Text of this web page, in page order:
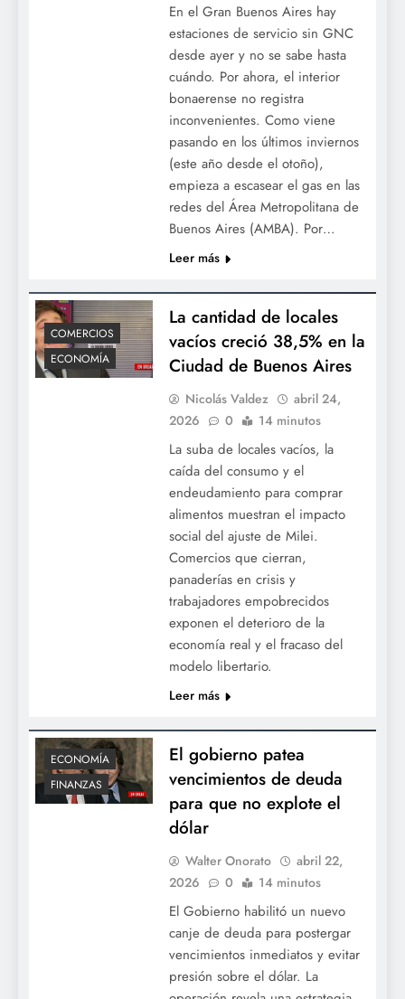
En el Gran Buenos Aires hay
estaciones de servicio sin GNC
desde ayer y no se sabe hasta
cuándo. Por ahora, el interior
bonaerense no registra
inconvenientes. Como viene
pasando en los últimos inviernos
(este año desde el otoño),
empieza a escasear el gas en las
redes del Área Metropolitana de
Buenos Aires (AMBA). Por…
Leer más
COMERCIOS
ECONOMÍA
La cantidad de locales
vacíos creció 38,5% en la
Ciudad de Buenos Aires
Nicolás Valdez
abril 24,
2026
0 14 minutos
La suba de locales vacíos, la
caída del consumo y el
endeudamiento para comprar
alimentos muestran el impacto
social del ajuste de Milei.
Comercios que cierran,
panaderías en crisis y
trabajadores empobrecidos
exponen el deterioro de la
economía real y el fracaso del
modelo libertario.
Leer más
ECONOMÍA
FINANZAS
El gobierno patea
vencimientos de deuda
para que no explote el
dólar
Walter Onorato
abril 22,
2026
0 14 minutos
El Gobierno habilitó un nuevo
canje de deuda para postergar
vencimientos inmediatos y evitar
presión sobre el dólar. La